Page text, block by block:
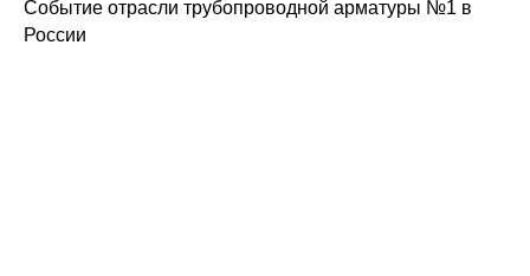
Событие отрасли трубопроводной арматуры №1 в
России